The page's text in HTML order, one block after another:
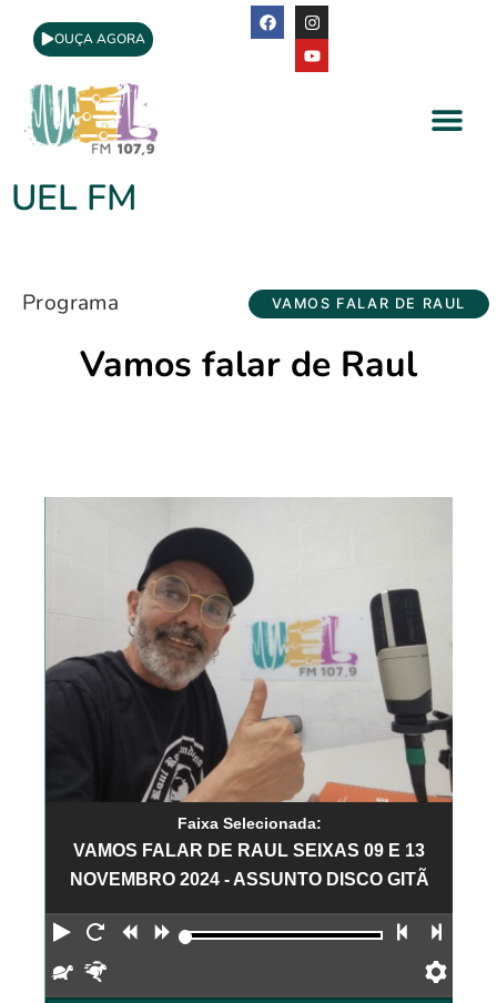
OUÇA AGORA
UEL FM
Programa VAMOS FALAR DE RAUL
Vamos falar de Raul
Faixa Selecionada:
VAMOS FALAR DE RAUL SEIXAS 09 E 13
NOVEMBRO 2024 - ASSUNTO DISCO GITÃ
Reproduzir
Reiniciar
Retroceder
Avançar Faixa
Devagar